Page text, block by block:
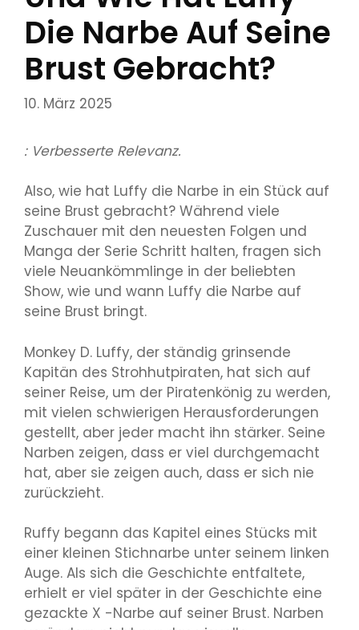
Die Narbe Auf Seine
Brust Gebracht?
10. März 2025
: Verbesserte Relevanz.
Also, wie hat Luffy die Narbe in ein Stück auf
seine Brust gebracht? Während viele
Zuschauer mit den neuesten Folgen und
Manga der Serie Schritt halten, fragen sich
viele Neuankömmlinge in der beliebten
Show, wie und wann Luffy die Narbe auf
seine Brust bringt.
Monkey D. Luffy, der ständig grinsende
Kapitän des Strohhutpiraten, hat sich auf
seiner Reise, um der Piratenkönig zu werden,
mit vielen schwierigen Herausforderungen
gestellt, aber jeder macht ihn stärker. Seine
Narben zeigen, dass er viel durchgemacht
hat, aber sie zeigen auch, dass er sich nie
zurückzieht.
Ruffy begann das Kapitel eines Stücks mit
einer kleinen Stichnarbe unter seinem linken
Auge. Als sich die Geschichte entfaltete,
erhielt er viel später in der Geschichte eine
gezackte X -Narbe auf seiner Brust. Narben